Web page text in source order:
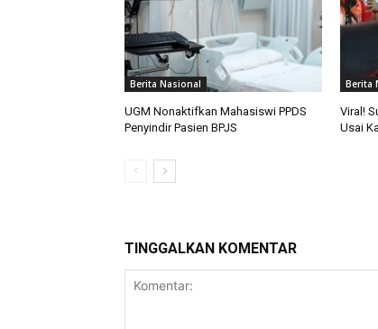
Berita Nasional
UGM Nonaktifkan Mahasiswi PPDS
Penyindir Pasien BPJS
Berita
Viral!
Usai
TINGGALKAN KOMENTAR